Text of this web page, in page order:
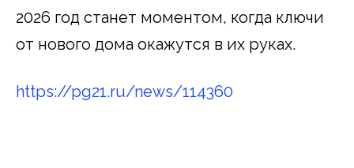
2026 год станет моментом, когда ключи
от нового дома окажутся в их руках.
https://pg21.ru/news/114360